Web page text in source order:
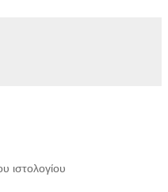
ιστολογίου